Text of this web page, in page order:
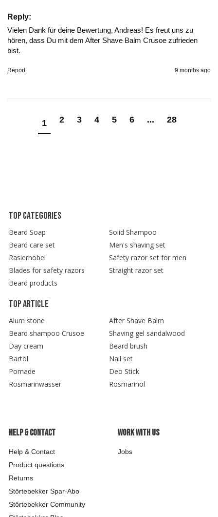
Reply:
Vielen Dank für deine Bewertung, Andreas! Es freut uns zu
hören, dass Du mit dem After Shave Balm Crusoe zufrieden
bist.
Report 9 months ago
1 2 3 4 5 6 ... 28
Top categories
Beard Soap
Solid Shampoo
Beard care set
Men's shaving set
Rasierhobel
Safety razor set for men
Blades for safety razors
Straight razor set
Beard products
Top article
Alum stone
After Shave Balm
Beard shampoo Crusoe
Shaving gel sandalwood
Day cream
Beard brush
Bartöl
Nail set
Pomade
Deo Stick
Rosmarinwasser
Rosmarinöl
Help & contact
Help & Contact
Product questions
Returns
Störtebekker Spar-Abo
Störtebekker Community
Work with us
Jobs